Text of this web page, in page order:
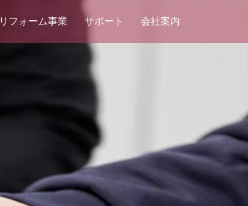
リフォーム事業 サポート 会社案内